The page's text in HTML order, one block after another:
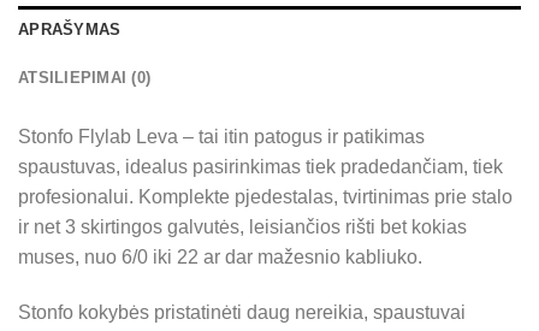
APRAŠYMAS
ATSILIEPIMAI (0)
Stonfo Flylab Leva – tai itin patogus ir patikimas
spaustuvas, idealus pasirinkimas tiek pradedančiam, tiek
profesionalui. Komplekte pjedestalas, tvirtinimas prie stalo
ir net 3 skirtingos galvutės, leisiančios rišti bet kokias
muses, nuo 6/0 iki 22 ar dar mažesnio kabliuko.
Stonfo kokybės pristatinėti daug nereikia, spaustuvai